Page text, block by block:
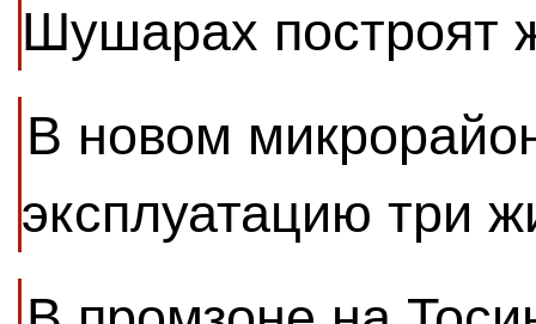
Шушарах построят
В новом
эксплуатацию три